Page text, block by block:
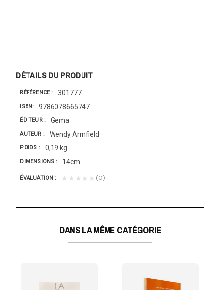
DÉTAILS DU PRODUIT
RÉFÉRENCE 301777
ISBN 9786078665747
ÉDITEUR Gema
AUTEUR Wendy Armfield
POIDS 0,19 kg
DIMENSIONS 14cm
ÉVALUATION ★★★★★ (0)
DANS LA MÊME CATÉGORIE